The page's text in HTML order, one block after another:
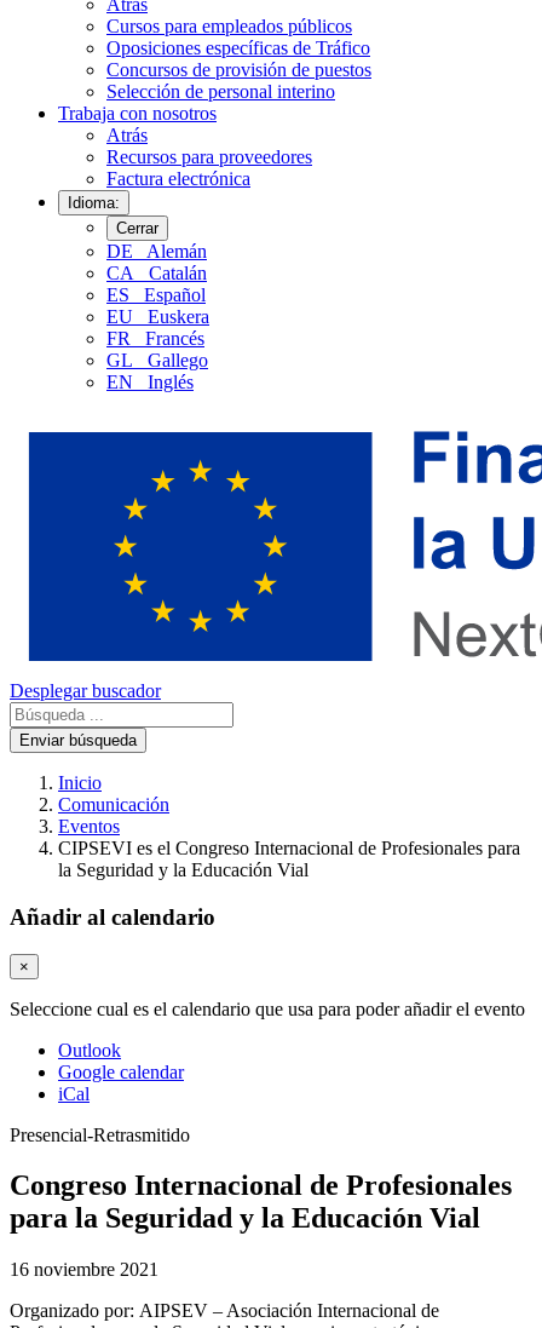
Atrás
Cursos para empleados públicos
Oposiciones específicas de Tráfico
Concursos de provisión de puestos
Selección de personal interino
Trabaja con nosotros
Atrás
Recursos para proveedores
Factura electrónica
Idioma:
Cerrar
DE
Alemán
CA
Catalán
ES
Español
EU
Euskera
FR
Francés
GL
Gallego
EN
Inglés
Desplegar buscador
Enviar búsqueda
Inicio
Comunicación
Eventos
CIPSEVI es el Congreso Internacional de Profesionales para
la Seguridad y la Educación Vial
Añadir al calendario
×
Seleccione cual es el calendario que usa para poder añadir el evento
Outlook
Google calendar
iCal
Presencial-Retrasmitido
Congreso Internacional de Profesionales
para la Seguridad y la Educación Vial
16 noviembre 2021
Organizado por: AIPSEV – Asociación Internacional de